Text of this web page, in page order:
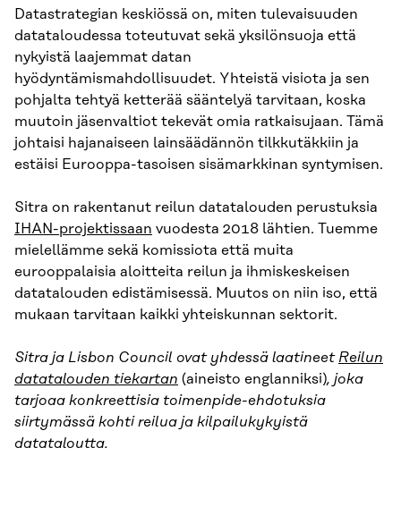
Datastrategian keskiössä on, miten tulevaisuuden
datataloudessa toteutuvat sekä yksilönsuoja että
nykyistä laajemmat datan
hyödyntämismahdollisuudet. Yhteistä visiota ja sen
pohjalta tehtyä ketterää sääntelyä tarvitaan, koska
muutoin jäsenvaltiot tekevät omia ratkaisujaan. Tämä
johtaisi hajanaiseen lainsäädännön tilkkutäkkiin ja
estäisi Eurooppa-tasoisen sisämarkkinan syntymisen.
Sitra on rakentanut reilun datatalouden perustuksia
IHAN-projektissaan vuodesta 2018 lähtien. Tuemme
mielellämme sekä komissiota että muita
eurooppalaisia aloitteita reilun ja ihmiskeskeisen
datatalouden edistämisessä. Muutos on niin iso, että
mukaan tarvitaan kaikki yhteiskunnan sektorit.
Sitra ja Lisbon Council ovat yhdessä laatineet Reilun
datatalouden tiekartan (aineisto englanniksi), joka
tarjoaa konkreettisia toimenpide-ehdotuksia
siirtymässä kohti reilua ja kilpailukykyistä
datataloutta.